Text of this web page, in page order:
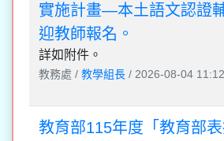
實施計畫—本土語文認證
迎教師報名。
詳如附件。
教務處 / 教學組長 / 2026-08-04
教育部115年度「教育部